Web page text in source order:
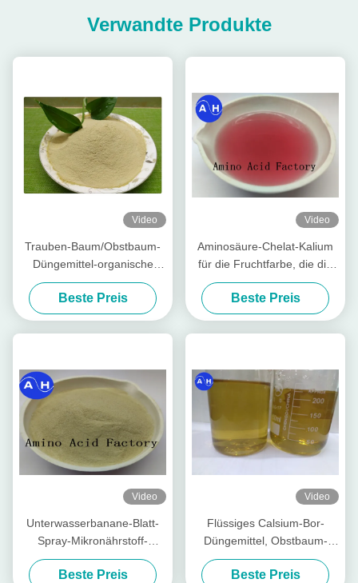
Verwandte Produkte
Video
Trauben-Baum/Obstbaum-
Düngemittel-organische
Aminosäure chelierten
Mineralien
Beste Preis
Video
Aminosäure-Chelat-Kalium
für die Fruchtfarbe, die die
Entwicklung der roten Farbe
fördert
Beste Preis
Video
Unterwasserbanane-Blatt-
Spray-Mikronährstoff-
Aminosäure cheliertes
Kalziummagnesium-Zink
Beste Preis
Video
Flüssiges Calsium-Bor-
Düngemittel, Obstbaum-
Düngemittel mit
Aminosäuren in den Anlagen
Beste Preis